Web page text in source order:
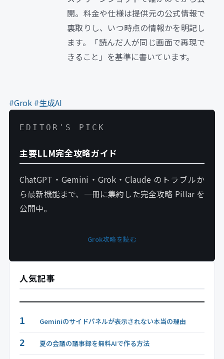
開。料金や仕様は提供元の公式情報で
裏取りし、いつ時点の情報かを明記し
ます。「読んだ人が同じ画面で再現で
きること」を基準に書いています。
#Grok #生成AI
EDITOR'S PICK
主要LLM完全攻略ガイド
ChatGPT・Gemini・Grok・Claude のトラブルか
ら最新機能まで、一冊に集約した完全攻略 Pillar を
公開中。
Grok攻略を読む
人気記事
1 Geminiのサイドパネルが表示されない本当の理由
2 夏の会議の議事録を無料AIで作る方法